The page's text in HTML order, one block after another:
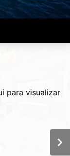
para visualizar